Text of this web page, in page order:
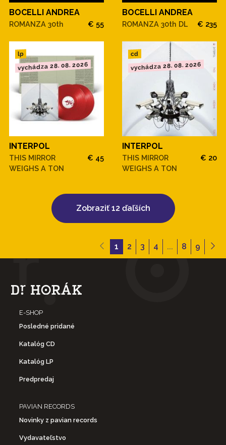
BOCELLI ANDREA
ROMANZA 30th € 55
BOCELLI ANDREA
ROMANZA 30th DL € 235
lp
vychádza 28. 08. 2026
INTERPOL
THIS MIRROR
WEIGHS A TON
€ 45
cd
vychádza 28. 08. 2026
INTERPOL
THIS MIRROR
WEIGHS A TON
€ 20
Zobraziť 12 ďaľších
1 2 3 4 ... 8 9
E-SHOP
Posledné pridané
Katalóg CD
Katalóg LP
Predpredaj
PAVIAN RECORDS
Novinky z pavian records
Vydavateľstvo